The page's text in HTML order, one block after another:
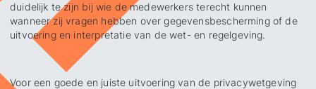
duidelijk te zijn bij wie de medewerkers terecht kunnen
wanneer zij vragen hebben over gegevensbescherming of de
uitvoering en interpretatie van de wet- en regelgeving.
Voor een goede en juiste uitvoering van de privacywetgeving